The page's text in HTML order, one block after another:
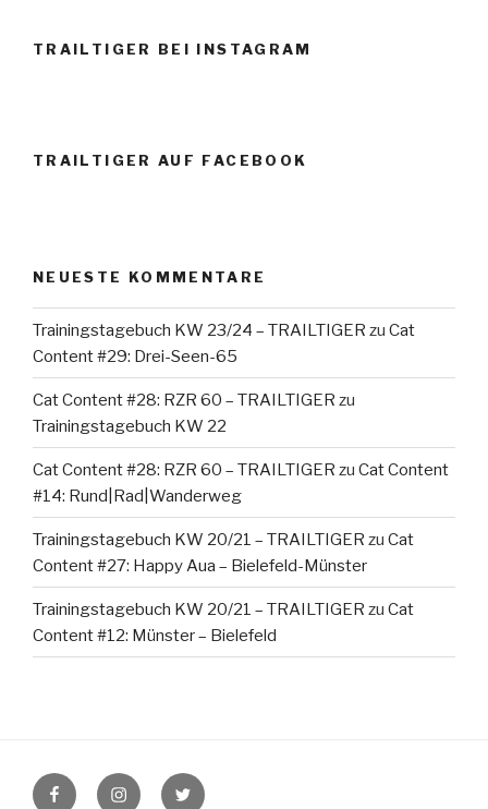
TRAILTIGER BEI INSTAGRAM
TRAILTIGER AUF FACEBOOK
NEUESTE KOMMENTARE
Trainingstagebuch KW 23/24 – TRAILTIGER zu Cat
Content #29: Drei-Seen-65
Cat Content #28: RZR 60 – TRAILTIGER zu
Trainingstagebuch KW 22
Cat Content #28: RZR 60 – TRAILTIGER zu Cat Content
#14: Rund|Rad|Wanderweg
Trainingstagebuch KW 20/21 – TRAILTIGER zu Cat
Content #27: Happy Aua – Bielefeld-Münster
Trainingstagebuch KW 20/21 – TRAILTIGER zu Cat
Content #12: Münster – Bielefeld
Facebook-InstagramTwitter